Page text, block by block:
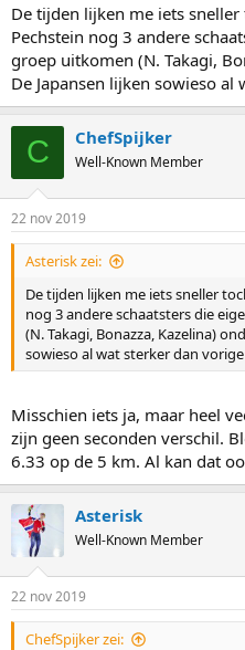
De tijden lijken me iets
Pechstein nog 3 andere
groep uitkomen (N. Takagi,
De Japansen lijken sowieso
C ChefSpijker
Well-Known Member
22 nov 2019
Asterisk zei:
De tijden lijken me iets sneller
nog 3 andere schaatsters die
(N. Takagi, Bonazza, Kazelina)
sowieso al wat sterker dan
Misschien iets ja, maar heel
zijn geen seconden verschil.
6.33 op de 5 km. Al kan dat
Asterisk
Well-Known Member
22 nov 2019
ChefSpijker zei: